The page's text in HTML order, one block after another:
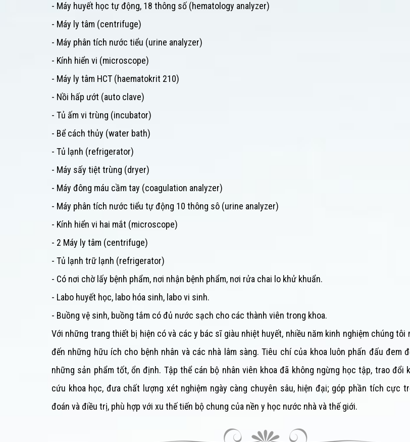
- Máy huyết học tự động, 18 thông số (hematology analyzer)
- Máy ly tâm (centrifuge)
- Máy phân tích nước tiểu (urine analyzer)
- Kính hiển vi (microscope)
- Máy ly tâm HCT (haematokrit 210)
- Nồi hấp ướt (auto clave)
- Tủ ấm vi trùng (incubator)
- Bể cách thủy (water bath)
- Tủ lạnh (refrigerator)
- Máy sấy tiệt trùng (dryer)
- Máy đông máu cầm tay (coagulation analyzer)
- Máy phân tích nước tiểu tự động 10 thông sô (urine analyzer)
- Kính hiển vi hai mắt (microscope)
- 2 Máy ly tâm (centrifuge)
- Tủ lạnh trữ lạnh (refrigerator)
- Có nơi chờ lấy bệnh phẩm, nơi nhận bệnh phẩm, nơi rửa chai lo khử khuẩn.
- Labo huyết học, labo hóa sinh, labo vi sinh.
- Buồng vệ sinh, buồng tắm có đủ nước sạch cho các thành viên trong khoa.
Với những trang thiết bị hiện có và các y bác sĩ giàu nhiệt huyết, nhiều năm kinh nghiệm chúng tôi
đến những hữu ích cho bệnh nhân và các nhà lâm sàng. Tiêu chí của khoa luôn phấn đấu đem
những sản phẩm tốt, ổn định. Tập thể cán bộ nhân viên khoa đã không ngừng học tập, trao đổi
cứu khoa học, đưa chất lượng xét nghiệm ngày càng chuyên sâu, hiện đại; góp phần tích cực
đoán và điều trị, phù hợp với xu thế tiến bộ chung của nền y học nước nhà và thế giới.